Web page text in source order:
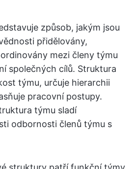
způsob, jakým jsou
přidělovány,
mezi členy týmu
společných cílů. Struktura
týmu, určuje hierarchii
pracovní postupy.
týmu sladí
odbornosti členů týmu s